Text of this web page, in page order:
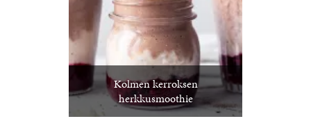
Kolmen kerroksen
herkkusmoothie